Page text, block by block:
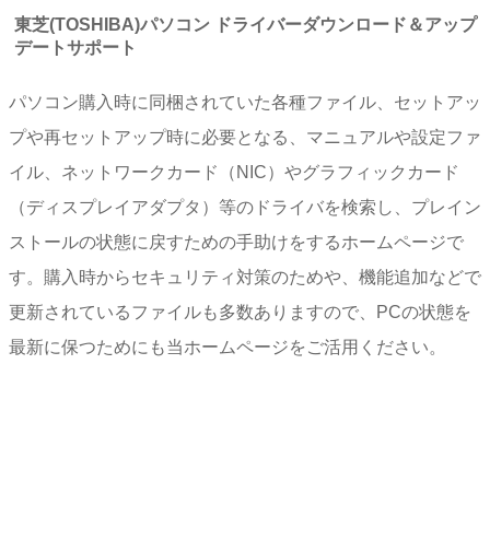
東芝(TOSHIBA)パソコン ドライバーダウンロード＆アップ
デートサポート
パソコン購入時に同梱されていた各種ファイル、セットアッ
プや再セットアップ時に必要となる、マニュアルや設定ファ
イル、ネットワークカード（NIC）やグラフィックカード
（ディスプレイアダプタ）等のドライバを検索し、プレイン
ストールの状態に戻すための手助けをするホームページで
す。購入時からセキュリティ対策のためや、機能追加などで
更新されているファイルも多数ありますので、PCの状態を
最新に保つためにも当ホームページをご活用ください。